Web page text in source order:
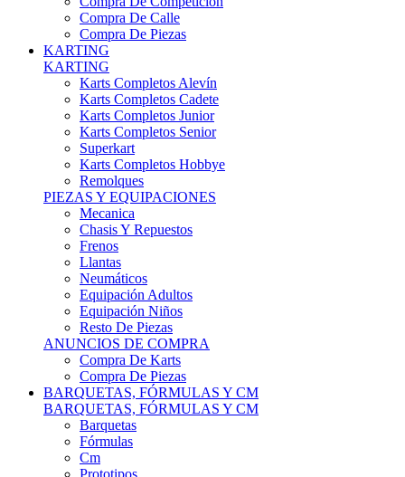
Compra De Calle
Compra De Piezas
KARTING
KARTING
Karts Completos Alevín
Karts Completos Cadete
Karts Completos Junior
Karts Completos Senior
Superkart
Karts Completos Hobbye
Remolques
PIEZAS Y EQUIPACIONES
Mecanica
Chasis Y Repuestos
Frenos
Llantas
Neumáticos
Equipación Adultos
Equipación Niños
Resto De Piezas
ANUNCIOS DE COMPRA
Compra De Karts
Compra De Piezas
BARQUETAS, FÓRMULAS Y CM
BARQUETAS, FÓRMULAS Y CM
Barquetas
Fórmulas
Cm
Prototipos